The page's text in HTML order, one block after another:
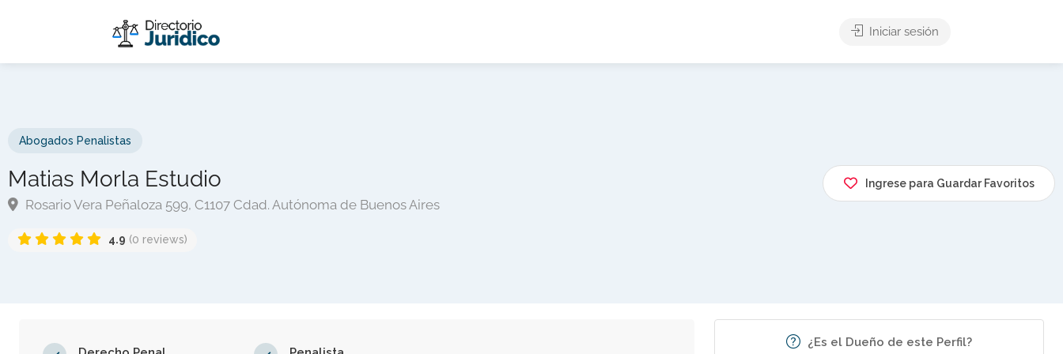
Iniciar sesión
Abogados Penalistas
Matias Morla Estudio
Rosario Vera Peñaloza 599, C1107 Cdad. Autónoma de Buenos Aires
4.9 (0 reviews)
Ingrese para Guardar Favoritos
¿Es el Dueño de este Perfil?